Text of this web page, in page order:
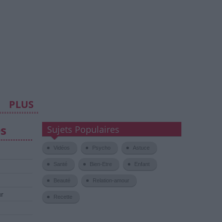
PLUS
Sujets Populaires
Vidéos Psycho Astuce
Santé Bien-Etre Enfant
Beauté Relation-amour
Recette